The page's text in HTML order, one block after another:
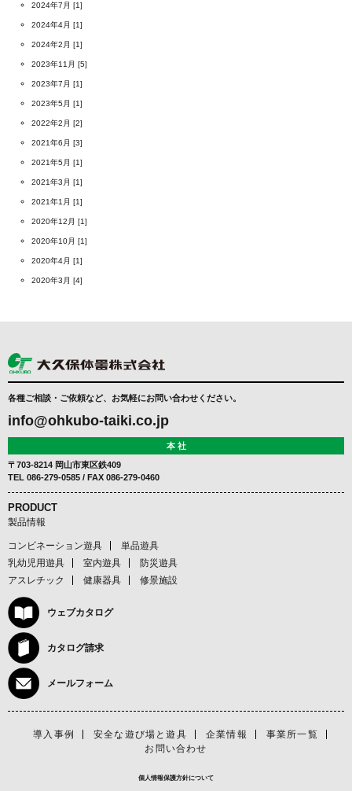
2024年7月 [1]
2024年4月 [1]
2024年2月 [1]
2023年11月 [5]
2023年7月 [1]
2023年5月 [1]
2022年2月 [2]
2021年6月 [3]
2021年5月 [1]
2021年3月 [1]
2021年1月 [1]
2020年12月 [1]
2020年10月 [1]
2020年4月 [1]
2020年3月 [4]
各種ご相談・ご依頼など、お気軽にお問い合わせください。
info@ohkubo-taiki.co.jp
本 社
〒703-8214 岡山市東区鉄409
TEL 086-279-0585 / FAX 086-279-0460
PRODUCT
製品情報
コンビネーション遊具
単品遊具
乳幼児用遊具
室内遊具
防災遊具
アスレチック
健康器具 修景施設
ウェブカタログ
カタログ請求
メールフォーム
導入事例 安全な遊び場と遊具 企業情報
事業所一覧
お問い合わせ
個人情報保護方針について